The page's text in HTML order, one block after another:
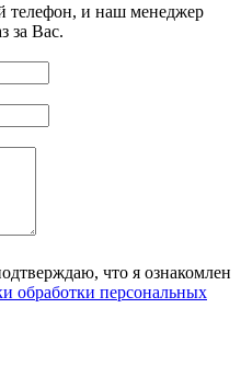
телефон, и наш менеджер
за Вас.
что я ознакомлен
обработки персональных